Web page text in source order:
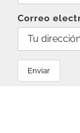
Correo